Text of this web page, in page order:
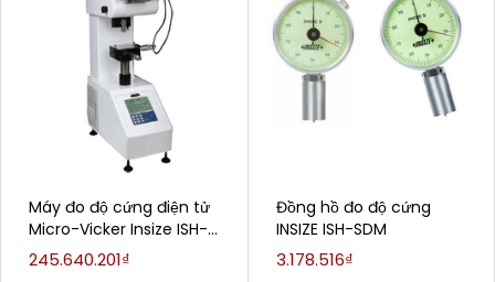
Máy đo độ cứng điện tử
Micro-Vicker Insize ISH-
TDV1000A
245.640.201₫
Đồng hồ đo độ cứng
INSIZE ISH-SDM
3.178.516₫